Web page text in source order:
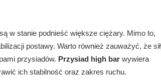
w stanie podnieść większe ciężary. Mimo to,
postawy. Warto również zauważyć, że
przysiadów. Przysiad high bar wywiera
ich stabilność oraz zakres ruchu.